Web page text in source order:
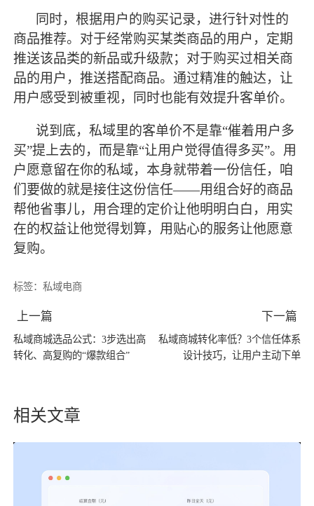
同时，根据用户的购买记录，进行针对性的
商品推荐。对于经常购买某类商品的用户，定期
推送该品类的新品或升级款；对于购买过相关商
品的用户，推送搭配商品。通过精准的触达，让
用户感受到被重视，同时也能有效提升客单价。
说到底，私域里的客单价不是靠“催着用户多
买”提上去的，而是靠“让用户觉得值得多买”。用
户愿意留在你的私域，本身就带着一份信任，咱
们要做的就是接住这份信任——用组合好的商品
帮他省事儿，用合理的定价让他明明白白，用实
在的权益让他觉得划算，用贴心的服务让他愿意
复购。
标签：私域电商
上一篇
私域商城选品公式：3步选出高
转化、高复购的“爆款组合”
下一篇
私域商城转化率低？3个信任体系
设计技巧，让用户主动下单
相关文章